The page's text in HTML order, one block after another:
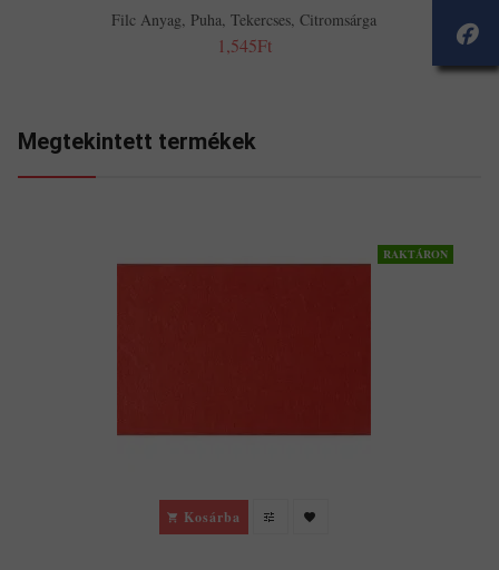
Filc Anyag, Puha, Tekercses, Citromsárga
1,545Ft
Megtekintett termékek
RAKTÁRON
Kosárba